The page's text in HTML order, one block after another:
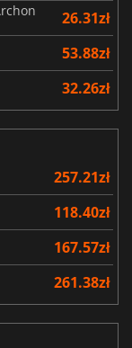
26.31zł
53.88zł
32.26zł
257.21zł
118.40zł
167.57zł
261.38zł